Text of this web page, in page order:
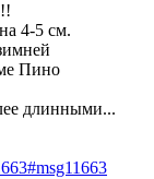
4-5 см.
Пино
длинными...